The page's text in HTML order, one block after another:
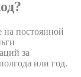
на постоянной
за
или год.